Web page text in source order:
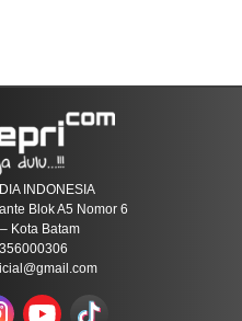
INDONESIA
Blok A5 Nomor 6
Kota Batam